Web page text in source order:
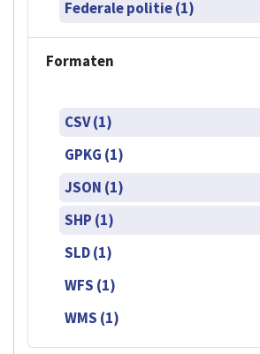
Federale politie (1)
Formaten
CSV (1)
GPKG (1)
JSON (1)
SHP (1)
SLD (1)
WFS (1)
WMS (1)